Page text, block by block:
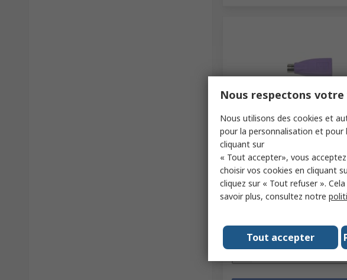
Actuellement
Cherry USB Type A to
Male Adapter
N° de stock RS
281-9240
6171784
Quantité
Nous respectons votre
Nous utilisons des cookies et
pour la personnalisation et pour
cliquant sur
« Tout accepter», vous
choisir vos cookies en cliquant
cliquez sur « Tout refuser ».
savoir plus, consultez notre
Tout accepter